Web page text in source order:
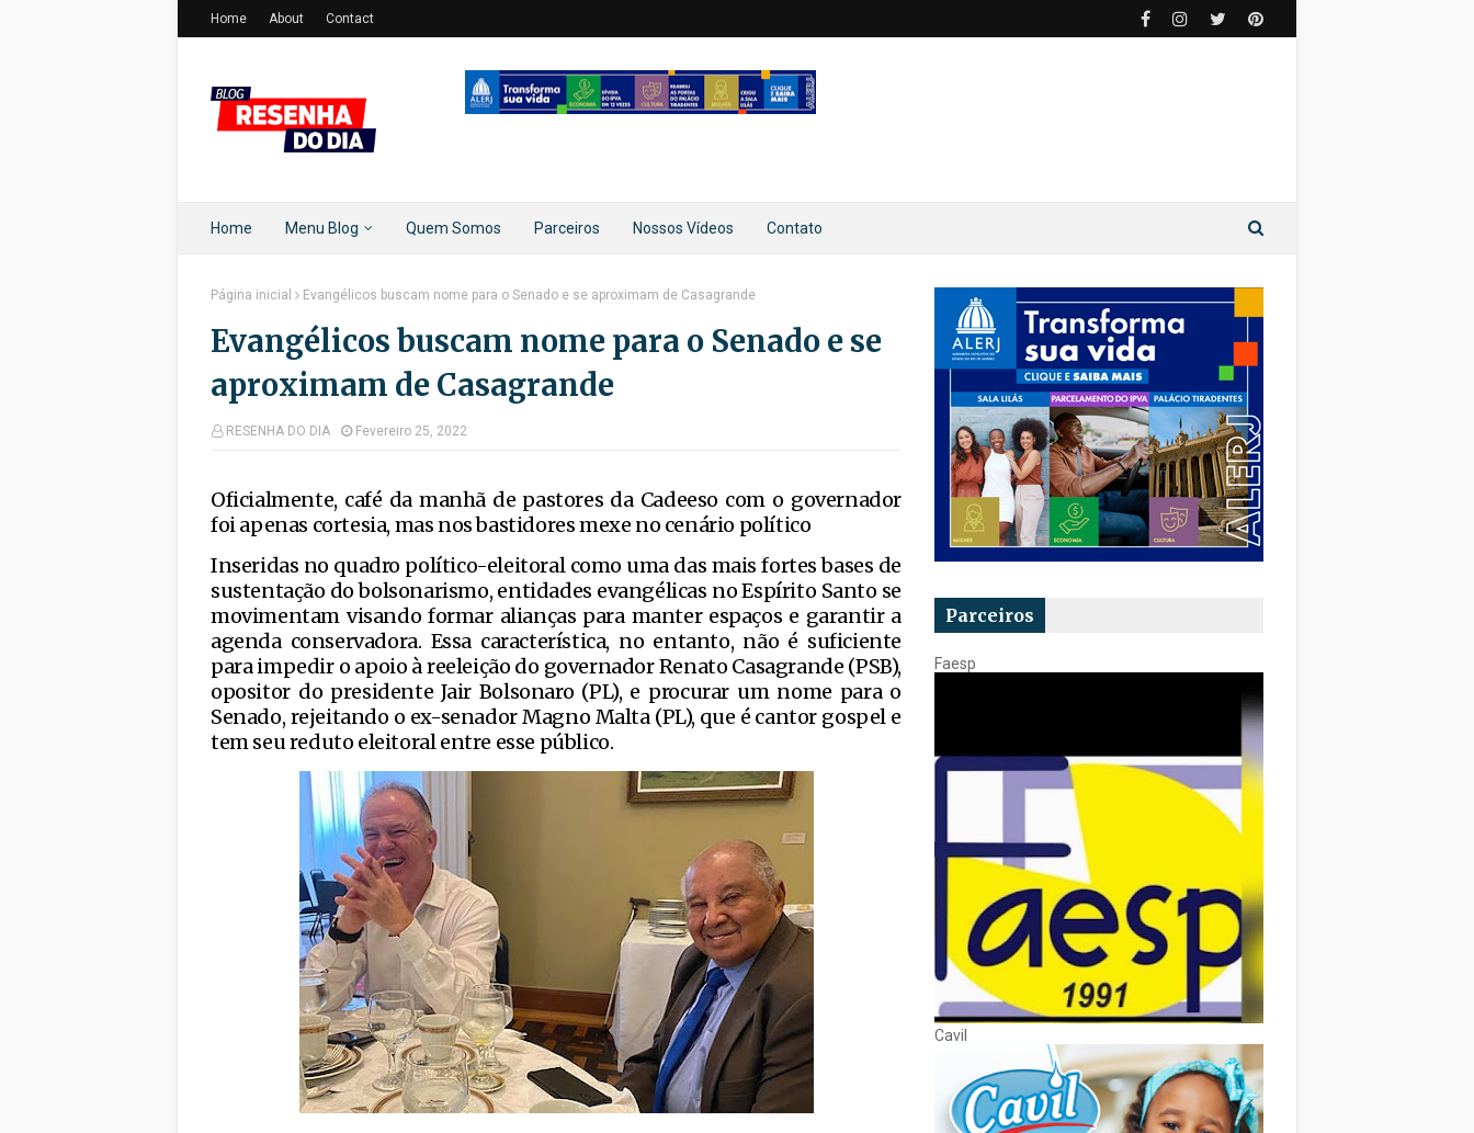
Home About Contact
Home Menu Blog Quem Somos Parceiros Nossos Vídeos Contato
Página inicial Evangélicos buscam nome para o Senado e se aproximam de Casagrande
Evangélicos buscam nome para o Senado e se
aproximam de Casagrande
RESENHA DO DIA Fevereiro 25, 2022
Oficialmente, café da manhã de pastores da Cadeeso com o governador
foi apenas cortesia, mas nos bastidores mexe no cenário político
Inseridas no quadro político-eleitoral como uma das mais fortes bases de
sustentação do bolsonarismo, entidades evangélicas no Espírito Santo se
movimentam visando formar alianças para manter espaços e garantir a
agenda conservadora. Essa característica, no entanto, não é suficiente
para impedir o apoio à reeleição do governador Renato Casagrande (PSB),
opositor do presidente Jair Bolsonaro (PL), e procurar um nome para o
Senado, rejeitando o ex-senador Magno Malta (PL), que é cantor gospel e
tem seu reduto eleitoral entre esse público.
Parceiros
Faesp
Cavil